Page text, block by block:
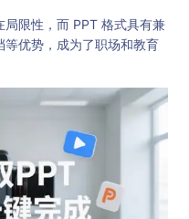
限性，而 PPT 格式具有兼
优势，成为了职场和教育